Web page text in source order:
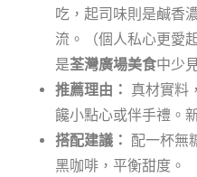
吃，起司味則是鹹香
流。（個人私心更愛
是荃灣廣場美食中少
推薦理由： 真材實料
饞小點心或伴手禮。
搭配建議： 配一杯無
黑咖啡，平衡甜度。